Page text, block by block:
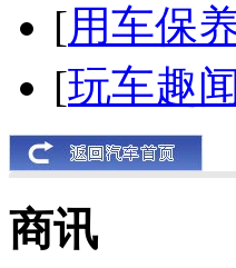
[用车保
[玩车趣闻
商讯